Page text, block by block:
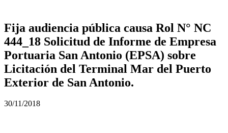
Fija audiencia pública causa Rol N° NC
444_18 Solicitud de Informe de Empresa
Portuaria San Antonio (EPSA) sobre
Licitación del Terminal Mar del Puerto
Exterior de San Antonio.
30/11/2018